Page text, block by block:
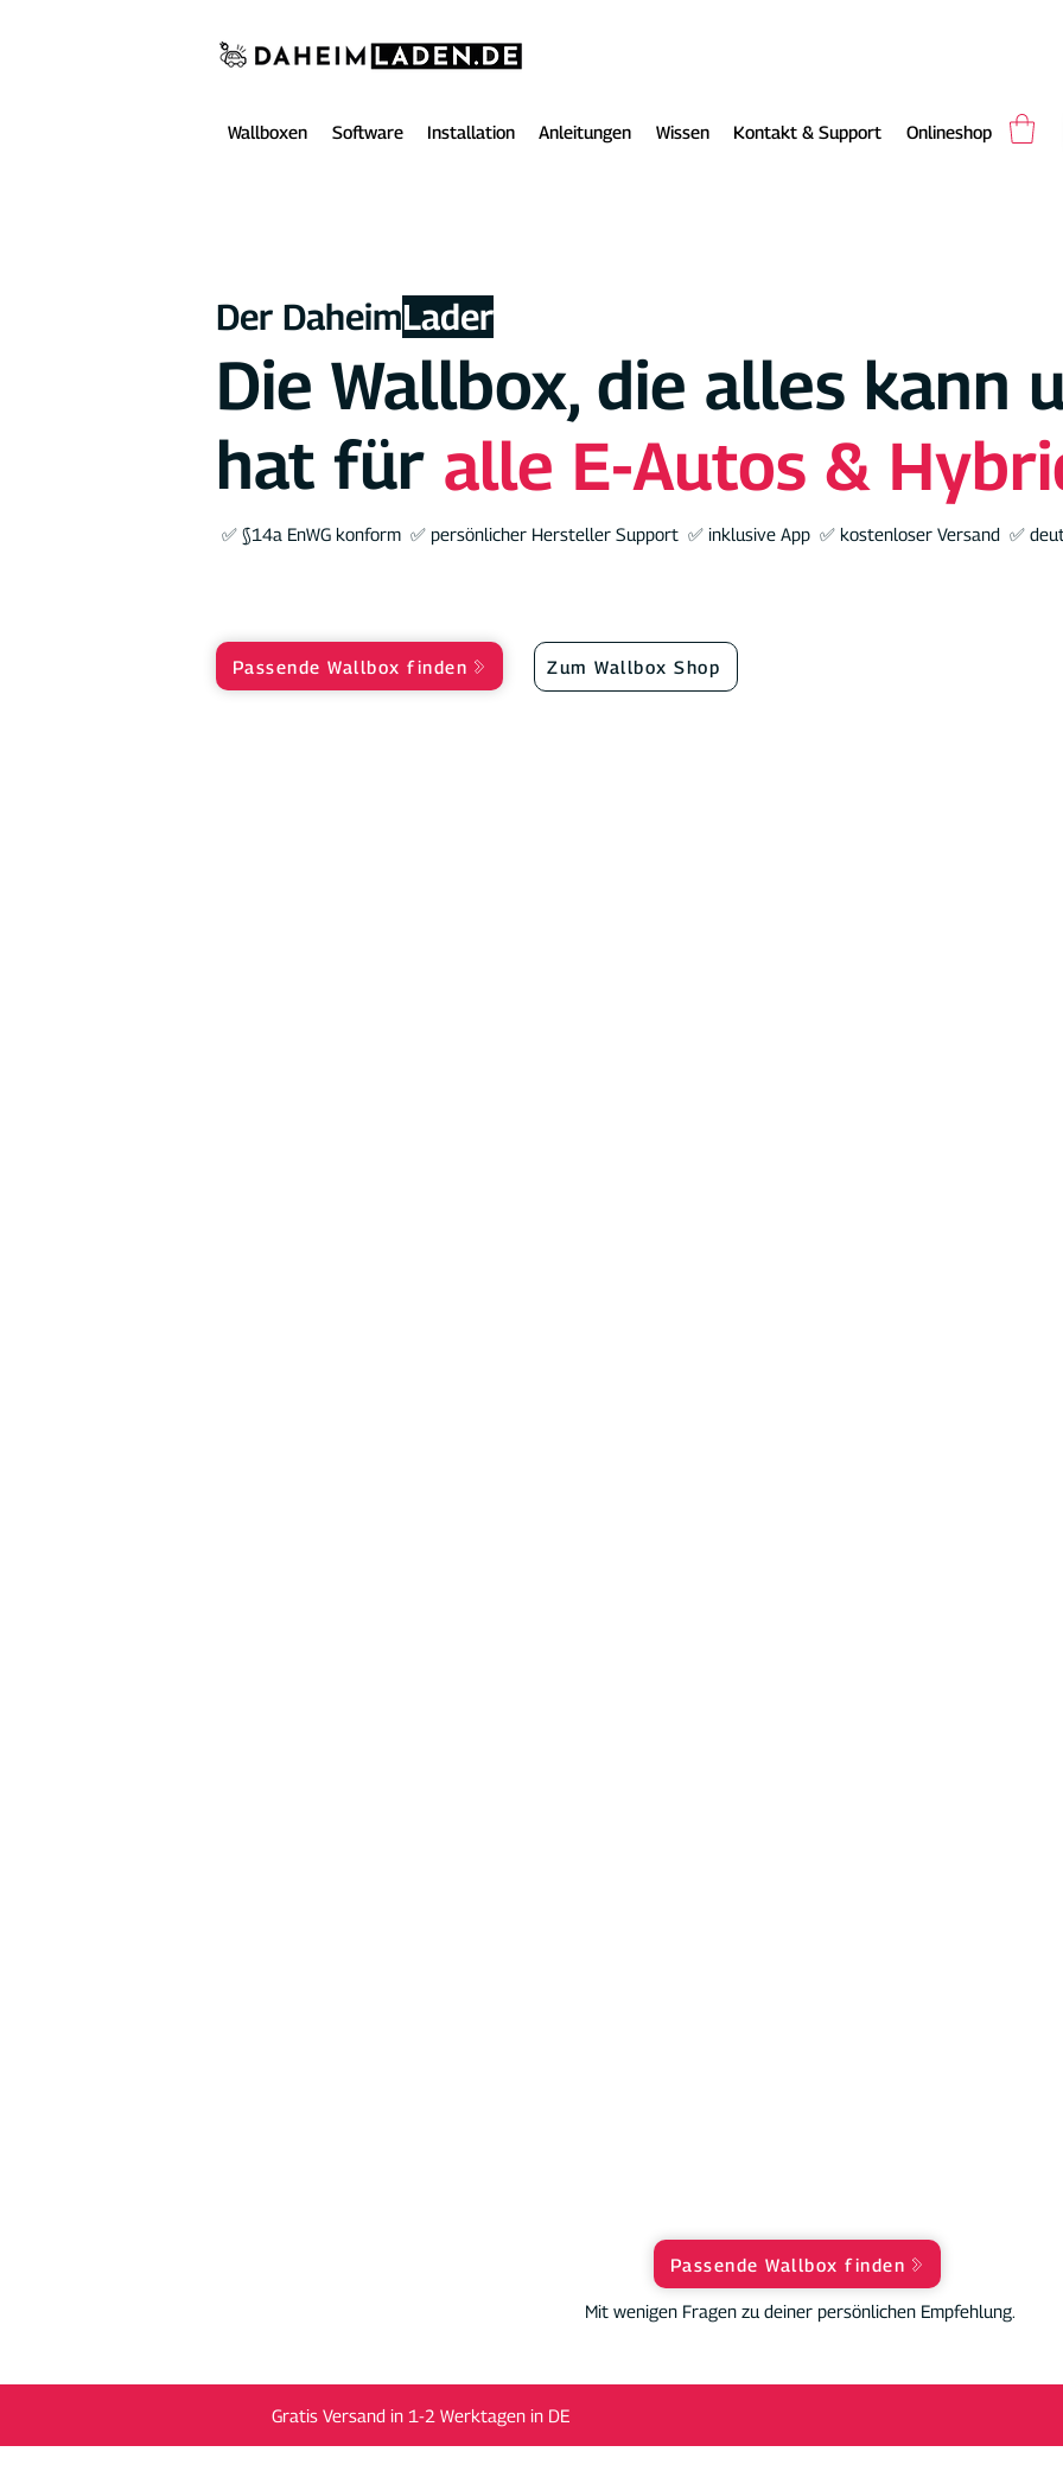
Wallboxen Software Installation Anleitungen Wissen Kontakt & Support Onlineshop
Der DaheimLader
Die Wallbox, die alles kann
hat für alle E-Autos &
✅ §14a EnWG konform ✅ persönlicher Hersteller Support ✅ inklusive App ✅ kostenloser Versand ✅
Passende Wallbox finden Zum Wallbox Shop
Passende Wallbox finden
Mit wenigen Fragen zu deiner persönlichen Empfehlung.
Gratis Versand in 1-2 Werktagen in DE